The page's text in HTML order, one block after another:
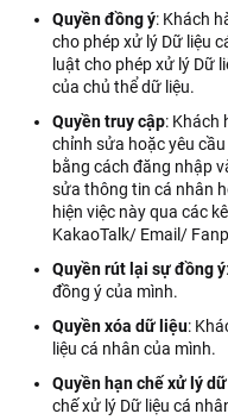
Quyền đồng ý: Khách
cho phép xử lý Dữ liệu
luật cho phép xử lý Dữ
của chủ thể dữ liệu.
Quyền truy cập: Khách
chỉnh sửa hoặc yêu
bằng cách đăng nhập
sửa thông tin cá nhân
hiện việc này qua các
KakaoTalk/ Email/
Quyền rút lại sự đồng ý
đồng ý của mình.
Quyền xóa dữ liệu:
liệu cá nhân của mình.
Quyền hạn chế xử lý
chế xử lý Dữ liệu cá